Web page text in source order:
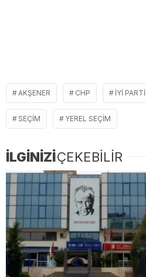
AKŞENER CHP IYI PARTI
SEÇIM YEREL SEÇIM
İLGİNİZİÇEKEBİLİR